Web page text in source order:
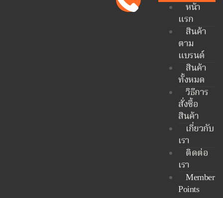
หน้า
แรก
สินค้า
ตาม
แบรนด์
สินค้า
ทั้งหมด
วิธีการ
สั่งซื้อ
สินค้า
เกี่ยวกับ
เรา
ติดต่อ
เรา
Member
Points